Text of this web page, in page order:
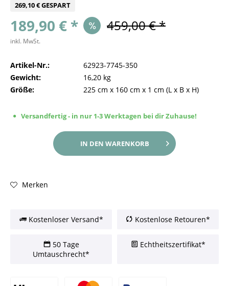
269,10 € GESPART
189,90 € * 459,00 € *
inkl. MwSt.
Artikel-Nr.:
62923-7745-350
Gewicht:
16,20 kg
Größe:
225 cm x 160 cm x 1 cm (L x B x H)
Versandfertig - in nur 1-3 Werktagen bei dir Zuhause!
IN DEN WARENKORB
Merken
Kostenloser Versand* Kostenlose Retouren*
50 Tage
Umtauschrecht*
Echtheitszertifikat*